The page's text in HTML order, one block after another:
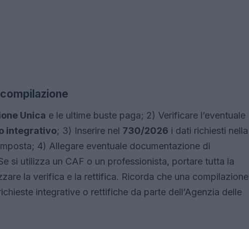
Unica e le ultime buste paga; 2) Verificare l’eventuale
integrativo; 3) Inserire nel 730/2026 i dati richiesti nella
4) Allegare eventuale documentazione di
si utilizza un CAF o un professionista, portare tutta la
la verifica e la rettifica. Ricorda che una compilazione
integrative o rettifiche da parte dell’Agenzia delle